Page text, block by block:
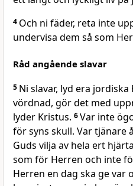
4 Och ni fäder, reta inte
undervisa dem så som
Råd angående slavar
5 Ni slavar, lyd era
vördnad, gör det med
lyder Kristus. 6Var inte
för syns skull. Var tjänare
Guds vilja av hela ert
som för Herren och inte
Herren en dag ska ge var